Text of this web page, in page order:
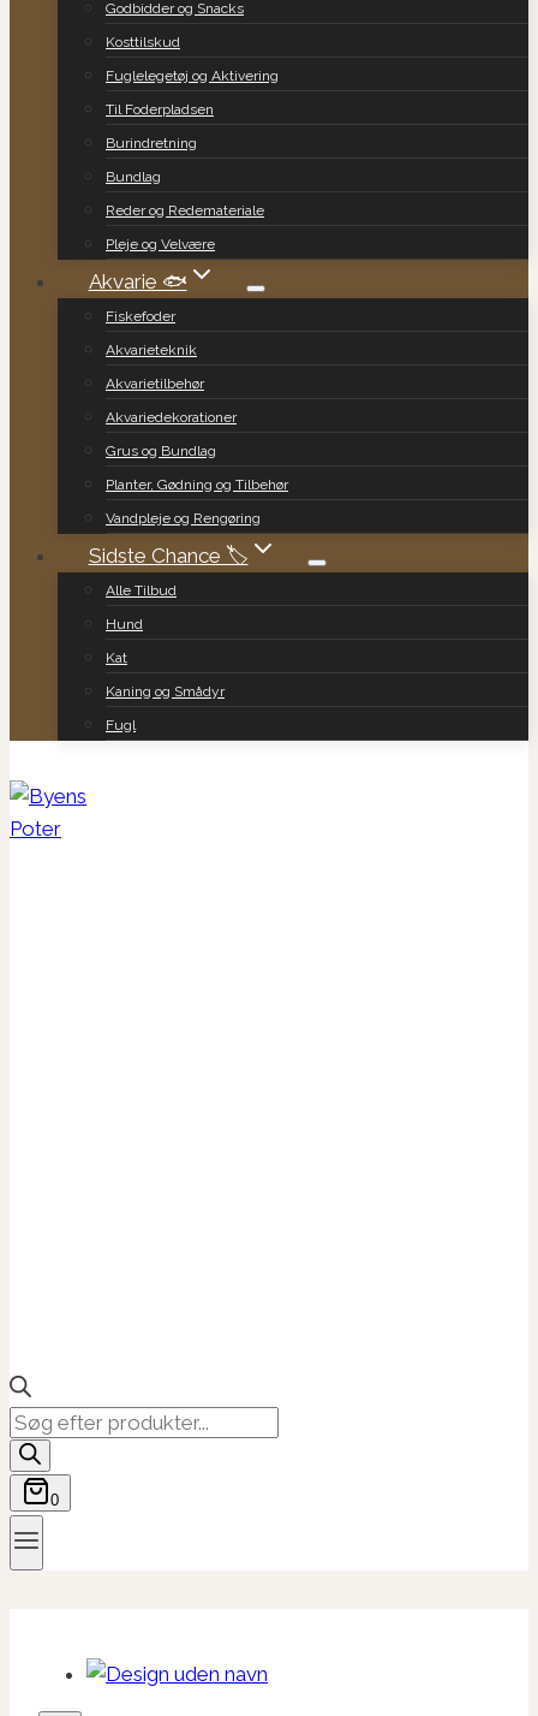
Godbidder og Snacks
Kosttilskud
Fuglelegetøj og Aktivering
Til Foderpladsen
Burindretning
Bundlag
Reder og Redemateriale
Pleje og Velvære
Akvarie 🐟
Fiskefoder
Akvarieteknik
Akvarietilbehør
Akvariedekorationer
Grus og Bundlag
Planter, Gødning og Tilbehør
Vandpleje og Rengøring
Sidste Chance 🏷️
Alle Tilbud
Hund
Kat
Kaning og Smådyr
Fugl
Products
search
0